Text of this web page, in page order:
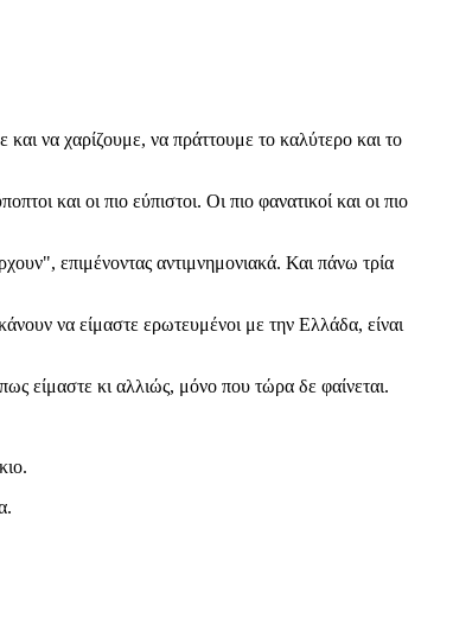
να χαρίζουμε, να πράττουμε το καλύτερο και το
και οι πιο εύπιστοι. Οι πιο φανατικοί και οι πιο
επιμένοντας αντιμνημονιακά. Και πάνω τρία
να είμαστε ερωτευμένοι με την Ελλάδα, είναι
είμαστε κι αλλιώς, μόνο που τώρα δε φαίνεται.